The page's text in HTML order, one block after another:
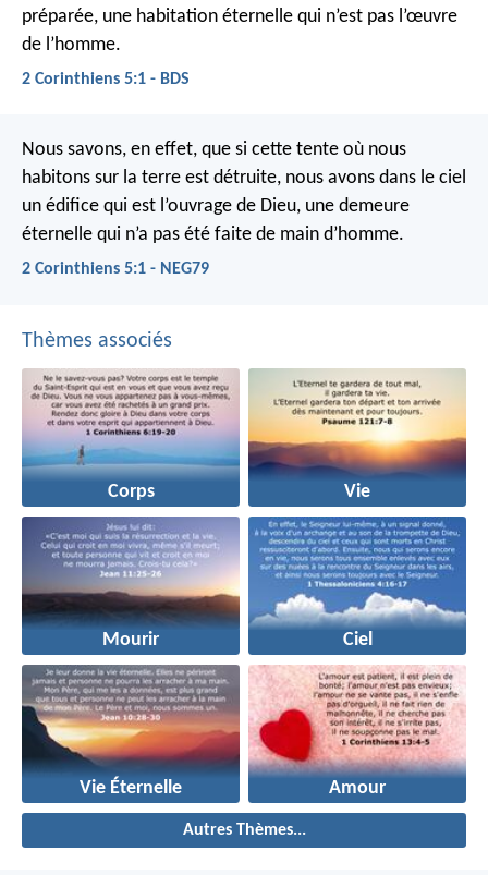
préparée, une habitation éternelle qui n’est pas l’œuvre
de l’homme.
2 Corinthiens 5:1 - BDS
Nous savons, en effet, que si cette tente où nous
habitons sur la terre est détruite, nous avons dans le ciel
un édifice qui est l’ouvrage de Dieu, une demeure
éternelle qui n’a pas été faite de main d’homme.
2 Corinthiens 5:1 - NEG79
Thèmes associés
Corps Vie
Mourir Ciel
Vie Éternelle Amour
Autres Thèmes...